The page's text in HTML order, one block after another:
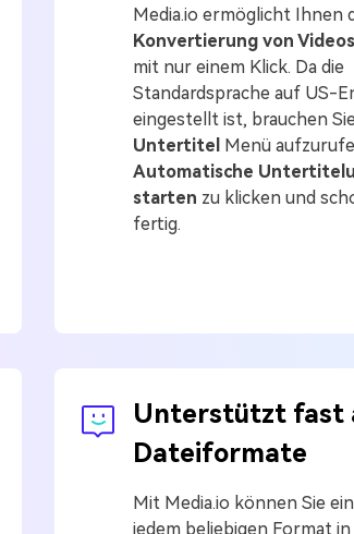
Media.io ermöglicht Ihnen
Konvertierung von
mit nur einem Klick. Da die
Standardsprache auf US-
eingestellt ist, brauchen
Untertitel Menü
Automatische
starten zu klicken und
fertig.
Unterstützt fast
Dateiformate
Mit Media.io können Sie
jedem beliebigen Format in